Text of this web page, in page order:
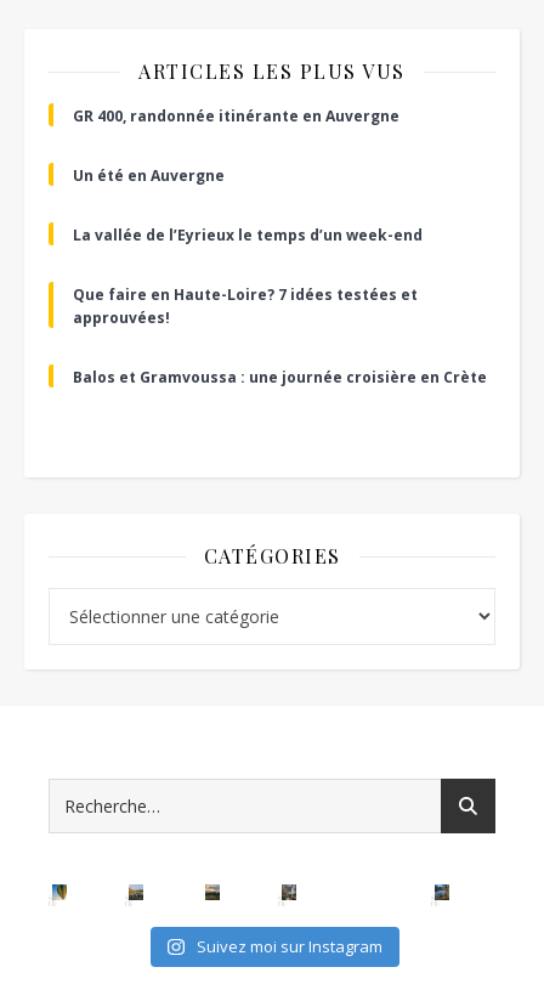
ARTICLES LES PLUS VUS
GR 400, randonnée itinérante en Auvergne
Un été en Auvergne
La vallée de l’Eyrieux le temps d’un week-end
Que faire en Haute-Loire? 7 idées testées et
approuvées!
Balos et Gramvoussa : une journée croisière en Crète
CATÉGORIES
Suivez moi sur Instagram